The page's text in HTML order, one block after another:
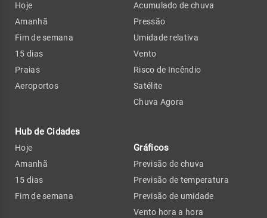
Hoje
Amanhã
Fim de semana
15 dias
Praias
Aeroportos
Hub de Cidades
Hoje
Amanhã
15 dias
Fim de semana
Acumulado de chuva
Pressão
Umidade relativa
Vento
Risco de Incêndio
Satélite
Chuva Agora
Gráficos
Previsão de chuva
Previsão de temperatura
Previsão de umidade
Vento hora a hora